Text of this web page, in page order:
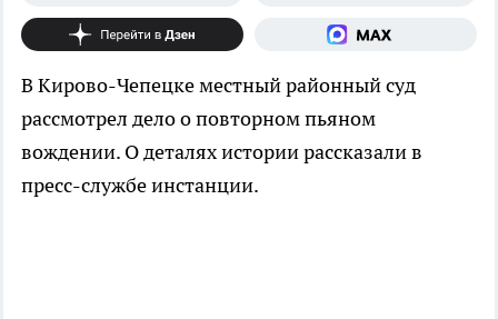
В Кирово-Чепецке местный районный суд
рассмотрел дело о повторном пьяном
вождении. О деталях истории рассказали в
пресс-службе инстанции.